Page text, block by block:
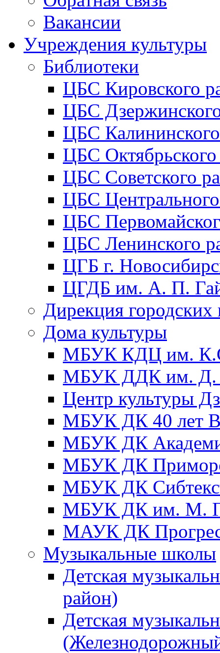
Вакансии
Учреждения культуры
Библиотеки
ЦБС Кировского
ЦБС
ЦБС
ЦБС
ЦБС Советского
ЦБС
ЦБС
ЦБС Ленинского
ЦГБ г.
ЦГДБ им. А. П.
Дирекция городских
Дома культуры
МБУК КДЦ им.
МБУК ДДК им. Д.
Центр культуры
МБУК ДК 40 лет
МБУК ДК
МБУК ДК
МБУК ДК
МБУК ДК им. М.
МАУК ДК
Музыкальные школы
Детская
район)
Детская